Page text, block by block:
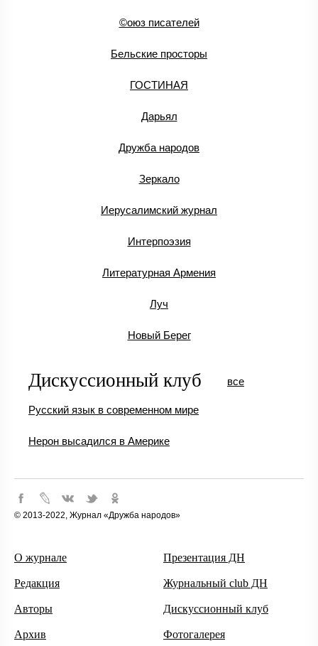
©оюз писателей
Бельские просторы
ГОСТИНАЯ
Дарьял
Дружба народов
Зеркало
Иерусалимский журнал
Интерпоэзия
Литературная Армения
Луч
Новый Берег
Дискуссионный клуб
Русский язык в современном мире
Нерон высадился в Америке
все
© 2013-2022, Журнал «Дружба народов»
О журнале
Редакция
Авторы
Архив
Презентация ДН
Журнальный club ДН
Дискуссионный клуб
Фотогалерея